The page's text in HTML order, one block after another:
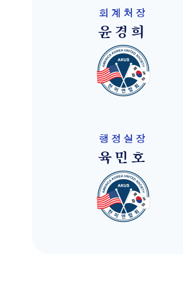
회계처장
윤경희
행정실장
육민호